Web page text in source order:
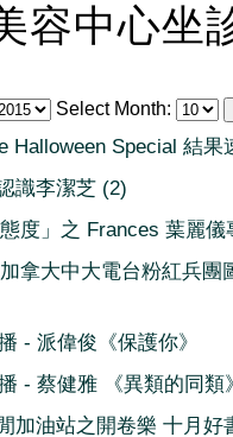
容中心坐
Select Month:
Halloween Special 結果
識李潔芝 (2)
態度」之 Frances 葉麗儀
拿大中大電台粉紅兵團
- 派偉俊《保護你》
- 蔡健雅 《異類的同類
加油站之開卷樂 十月好